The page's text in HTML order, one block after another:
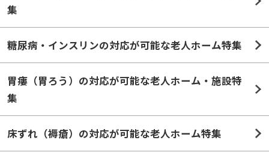
集
糖尿病・インスリンの対応が可能な老人ホーム特集
胃瘻（胃ろう）の対応が可能な老人ホーム・施設特
集
床ずれ（褥瘡）の対応が可能な老人ホーム特集